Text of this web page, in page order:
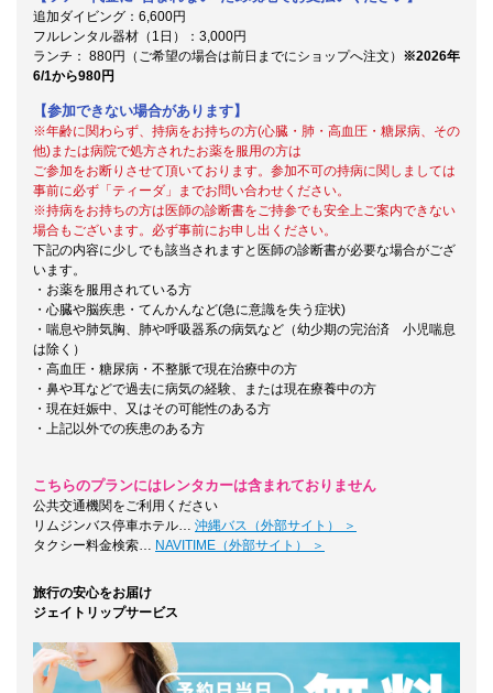
追加ダイビング：6,600円
フルレンタル器材（1日）：3,000円
ランチ： 880円（ご希望の場合は前日までにショップへ注文） ※2026年
6/1から980円
【参加できない場合があります】
※年齢に関わらず、持病をお持ちの方(心臓・肺・高血圧・糖尿病、その
他)または病院で処方されたお薬を服用の方は
ご参加をお断りさせて頂いております。参加不可の持病に関しましては
事前に必ず「ティーダ」までお問い合わせください。
※持病をお持ちの方は医師の診断書をご持参でも安全上ご案内できない
場合もございます。必ず事前にお申し出ください。
下記の内容に少しでも該当されますと医師の診断書が必要な場合がござ
います。
・お薬を服用されている方
・心臓や脳疾患・てんかんなど(急に意識を失う症状)
・喘息や肺気胸、肺や呼吸器系の病気など（幼少期の完治済 小児喘息
は除く）
・高血圧・糖尿病・不整脈で現在治療中の方
・鼻や耳などで過去に病気の経験、または現在療養中の方
・現在妊娠中、又はその可能性のある方
・上記以外での疾患のある方
こちらのプランにはレンタカーは含まれておりません
公共交通機関をご利用ください
リムジンバス停車ホテル… 沖縄バス（外部サイト） ＞
タクシー料金検索… NAVITIME（外部サイト） ＞
旅行の安心をお届け
ジェイトリップサービス